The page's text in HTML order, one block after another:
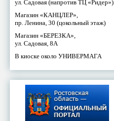
ул. Садовая (напротив ТЦ «Ридер»)
Магазин «КАНЦЛЕР»,
пр. Ленина, 30 (цокольный этаж)
Магазин «БЕРЕЗКА»,
ул. Садовая, 8А
В киоске около УНИВЕРМАГА